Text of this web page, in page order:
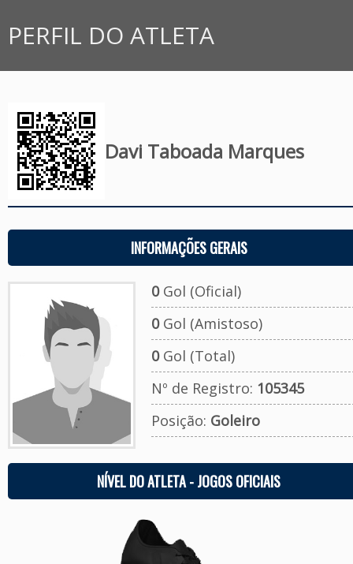
PERFIL DO ATLETA
Davi Taboada Marques
INFORMAÇÕES GERAIS
0Gol (Oficial)
0Gol (Amistoso)
0Gol (Total)
Nº de Registro: 105345
Posição: Goleiro
NÍVEL DO ATLETA - JOGOS OFICIAIS